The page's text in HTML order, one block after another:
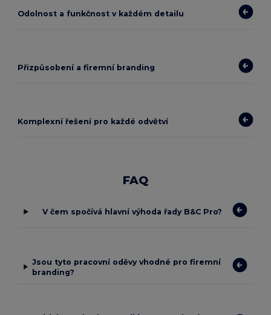
Odolnost a funkčnost v každém detailu
Přizpůsobení a firemní branding
Komplexní řešení pro každé odvětví
FAQ
V čem spočívá hlavní výhoda řady B&C Pro?
Jsou tyto pracovní oděvy vhodné pro firemní
branding?